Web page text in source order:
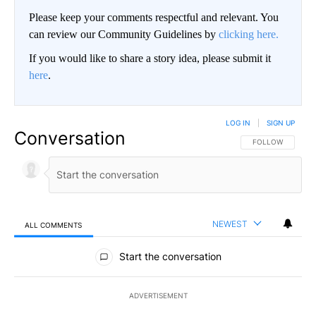
Please keep your comments respectful and relevant. You
can review our Community Guidelines by clicking here.
If you would like to share a story idea, please submit it
here.
Conversation FOLLOW THIS
FOLLOW
LOG IN SIGN UP
ALL COMMENTS NEWEST
All Comments
Start the conversation
ADVERTISEMENT